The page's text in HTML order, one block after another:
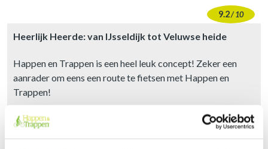
9.2/ 10
Heerlijk Heerde: van IJsseldijk tot Veluwse heide
Happen en Trappen is een heel leuk concept! Zeker een
aanrader om eens een route te fietsen met Happen en
Trappen!
Hester Breen | 07-08-2026